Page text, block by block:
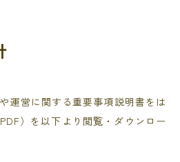
運営に関する重要事項説明書をは
）を以下より閲覧・ダウンロー